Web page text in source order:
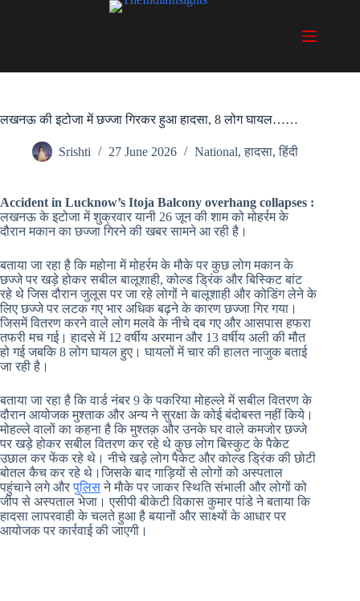
लखनऊ की इटोजा में छज्जा गिरकर हुआ हादसा, 8 लोग घायल……
Srishti 27 June 2026 National,हादसा,हिंदी
Accident in Lucknow’s Itoja Balcony overhang collapses :
लखनऊ के इटोजा में शुक्रवार यानी 26 जून की शाम को मोहर्रम के
दौरान मकान का छज्जा गिरने की खबर सामने आ रही है।
बताया जा रहा है कि महोना में मोहर्रम के मौके पर कुछ लोग मकान के
छज्जे पर खड़े होकर सबील बालूशाही, कोल्ड ड्रिंक और बिस्किट बांट
रहे थे जिस दौरान जुलूस पर जा रहे लोगों ने बालूशाही और कोडिंग लेने के
लिए छज्जे पर लटक गए भार अधिक बढ़ने के कारण छज्जा गिर गया।
जिसमें वितरण करने वाले लोग मलवे के नीचे दब गए और आसपास हफरा
तफरी मच गई। हादसे में 12 वर्षीय अरमान और 13 वर्षीय अली की मौत
हो गई जबकि 8 लोग घायल हुए। घायलों में चार की हालत नाजुक बताई
जा रही है।
बताया जा रहा है कि वार्ड नंबर 9 के पकरिया मोहल्ले में सबील वितरण के
दौरान आयोजक मुश्ताक और अन्य ने सुरक्षा के कोई बंदोबस्त नहीं किये।
मोहल्ले वालों का कहना है कि मुश्तक़ और उनके घर वाले कमजोर छज्जे
पर खड़े होकर सबील वितरण कर रहे थे कुछ लोग बिस्कुट के पैकेट
उछाल कर फेंक रहे थे। नीचे खड़े लोग पैकेट और कोल्ड ड्रिंक की छोटी
बोतल कैच कर रहे थे।जिसके बाद गाड़ियों से लोगों को अस्पताल
पहुंचाने लगे औरपुलिसने माैके पर जाकर स्थिति संभाली और लोगों को
जीप से अस्पताल भेजा। एसीपी बीकेटी विकास कुमार पांडे ने बताया कि
हादसा लापरवाही के चलते हुआ है बयानों और साक्ष्यों के आधार पर
आयोजक पर कार्रवाई की जाएगी।